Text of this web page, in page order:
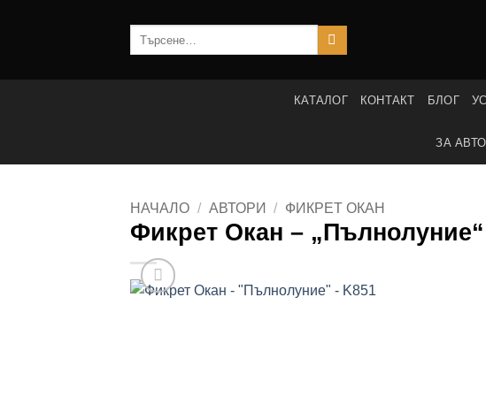
КАТАЛОГ КОНТАКТ БЛОГ
ЗА
НАЧАЛО / АВТОРИ / ФИКРЕТ ОКАН
Фикрет Окан –